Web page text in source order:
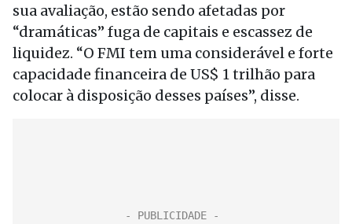
sua avaliação, estão sendo afetadas por
“dramáticas” fuga de capitais e escassez de
liquidez. “O FMI tem uma considerável e forte
capacidade financeira de US$ 1 trilhão para
colocar à disposição desses países”, disse.